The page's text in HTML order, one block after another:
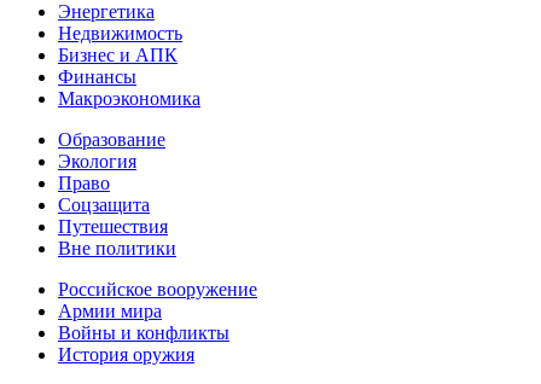
Энергетика
Недвижимость
Бизнес и АПК
Финансы
Макроэкономика
Образование
Экология
Право
Соцзащита
Путешествия
Вне политики
Российское вооружение
Армии мира
Войны и конфликты
История оружия